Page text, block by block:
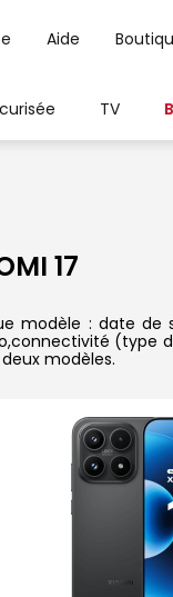
Aide
TV
17
modèle : date
(type
modèles.